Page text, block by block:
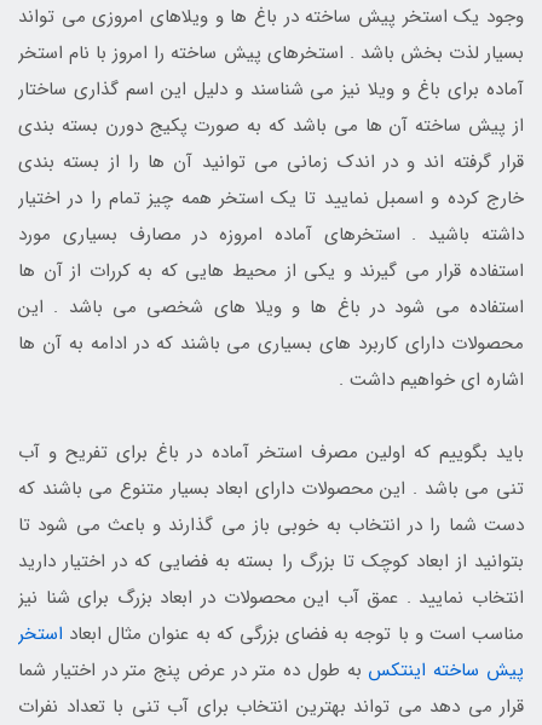
وجود یک استخر پیش ساخته در باغ ها و ویلاهای امروزی می تواند
بسیار لذت بخش باشد . استخرهای پیش ساخته را امروز با نام استخر
آماده برای باغ و ویلا نیز می شناسند و دلیل این اسم گذاری ساختار
از پیش ساخته آن ها می باشد که به صورت پکیج دورن بسته بندی
قرار گرفته اند و در اندک زمانی می توانید آن ها را از بسته بندی
خارج کرده و اسمبل نمایید تا یک استخر همه چیز تمام را در اختیار
داشته باشید . استخرهای آماده امروزه در مصارف بسیاری مورد
استفاده قرار می گیرند و یکی از محیط هایی که به کررات از آن ها
استفاده می شود در باغ ها و ویلا های شخصی می باشد . این
محصولات دارای کاربرد های بسیاری می باشند که در ادامه به آن ها
اشاره ای خواهیم داشت .
باید بگوییم که اولین مصرف استخر آماده در باغ برای تفریح و آب
تنی می باشد . این محصولات دارای ابعاد بسیار متنوع می باشند که
دست شما را در انتخاب به خوبی باز می گذارند و باعث می شود تا
بتوانید از ابعاد کوچک تا بزرگ را بسته به فضایی که در اختیار دارید
انتخاب نمایید . عمق آب این محصولات در ابعاد بزرگ برای شنا نیز
مناسب است و با توجه به فضای بزرگی که به عنوان مثال ابعاد استخر
پیش ساخته اینتکس به طول ده متر در عرض پنج متر در اختیار شما
قرار می دهد می تواند بهترین انتخاب برای آب تنی با تعداد نفرات